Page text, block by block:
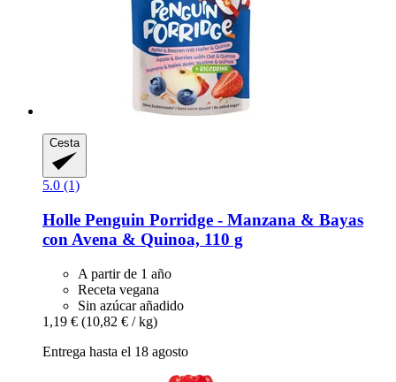
Cesta
5.0 (1)
Holle Penguin Porridge -​ Manzana & Bayas
con Avena & Quinoa, 110 g
A partir de 1 año
Receta vegana
Sin azúcar añadido
1,19 € (10,82 € / kg)
Entrega hasta el 18 agosto